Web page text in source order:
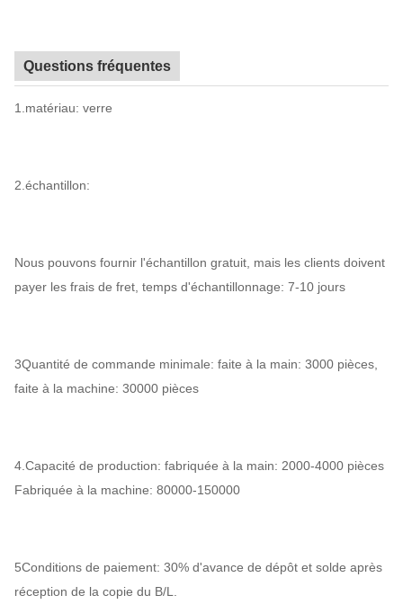
Questions fréquentes
1.matériau: verre
2.échantillon:
Nous pouvons fournir l'échantillon gratuit, mais les clients doivent
payer les frais de fret, temps d'échantillonnage: 7-10 jours
3Quantité de commande minimale: faite à la main: 3000 pièces,
faite à la machine: 30000 pièces
4.Capacité de production: fabriquée à la main: 2000-4000 pièces
Fabriquée à la machine: 80000-150000
5Conditions de paiement: 30% d'avance de dépôt et solde après
réception de la copie du B/L.